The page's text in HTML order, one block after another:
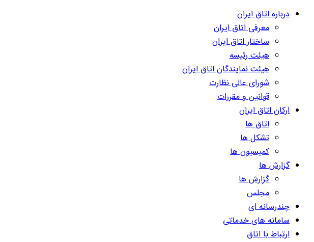
درباره اتاق ایران
معرفی اتاق ایران
ساختار اتاق ایران
هیئت رئیسه
هیئت نمایندگان اتاق ایران
شورای عالی نظارت
قوانین و مقررات
ارکان اتاق ایران
اتاق ها
تشکل ها
کمیسیون ها
گزارش ها
گزارش ها
مجلس
چندرسانه ای
سامانه های خدماتی
ارتباط با اتاق